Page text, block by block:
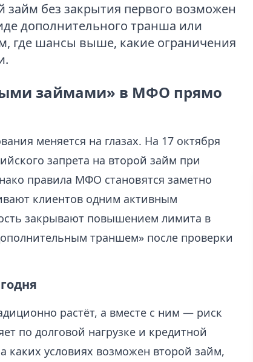
займ без закрытия первого возможен
дополнительного транша или
где шансы выше, какие ограничения
займами» в МФО прямо
меняется на глазах. На 17 октября
запрета на второй займ при
правила МФО становятся заметно
клиентов одним активным
закрывают повышением лимита в
траншем» после проверки
растёт, а вместе с ним — риск
по долговой нагрузке и кредитной
каких условиях возможен второй займ,